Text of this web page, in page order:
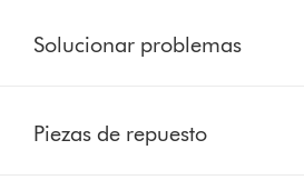
Solucionar problemas
Piezas de repuesto